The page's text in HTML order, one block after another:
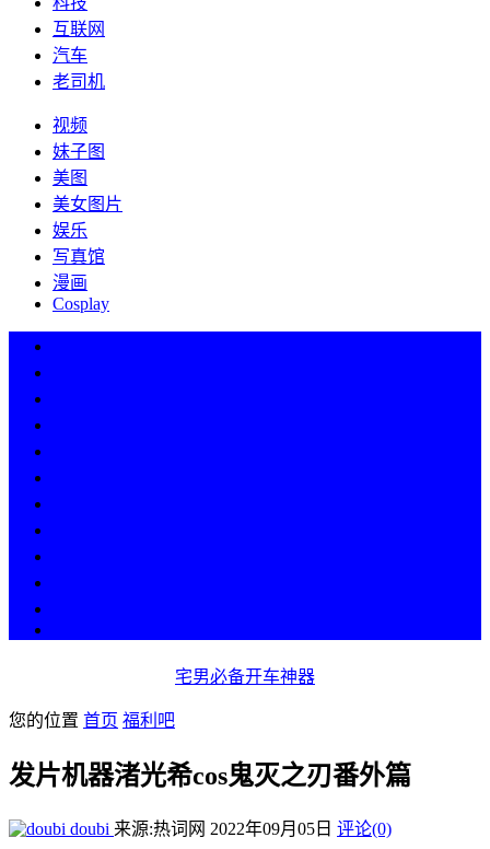
互联网
汽车
老司机
视频
妹子图
美图
美女图片
娱乐
写真馆
漫画
Cosplay
宅男必备开车神器
您的位置 首页 福利吧
发片机器渚光希cos鬼灭之刃番外篇
doubi 来源:热词网 2022年09月05日 评论(0)